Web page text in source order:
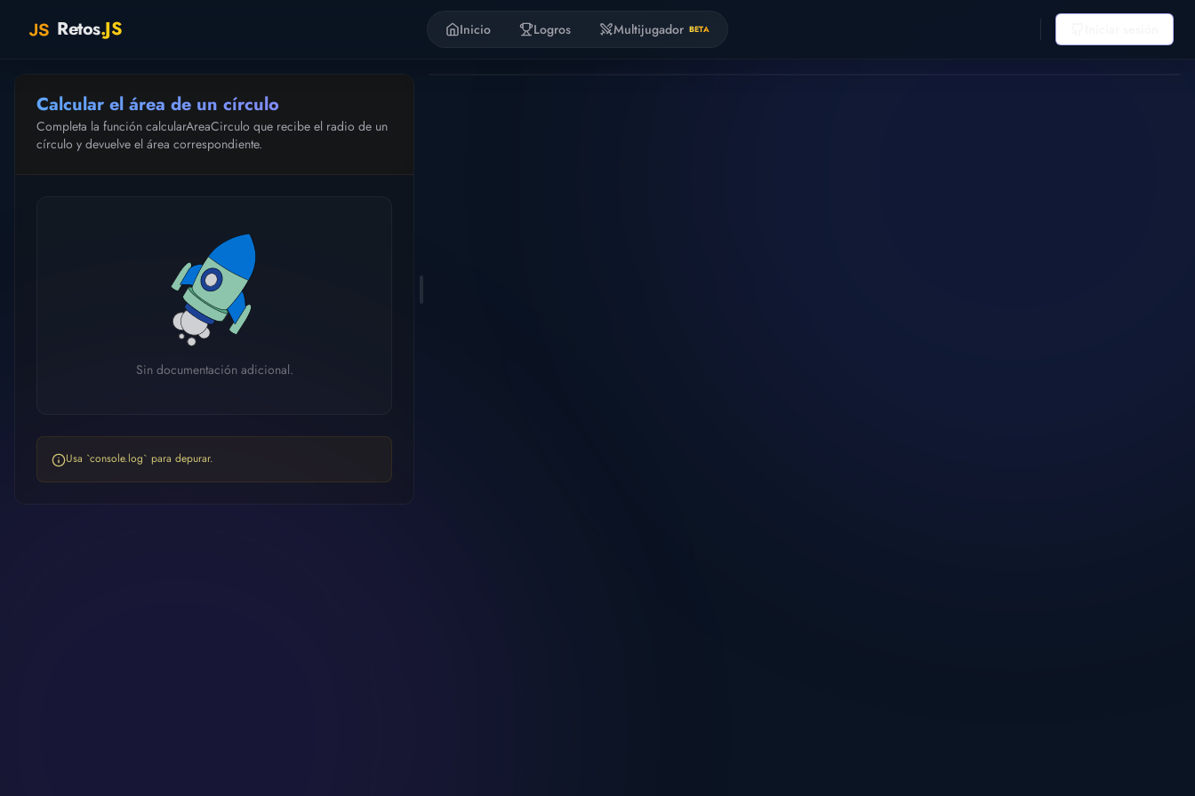
Retos.JS Inicio Logros Multijugador BETA
Calcular el área de un círculo
Completa la función calcularAreaCirculo que recibe el radio de un
círculo y devuelve el área correspondiente.
Sin documentación adicional.
Usa `console.log` para depurar.